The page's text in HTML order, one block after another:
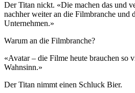
Der Titan nickt. «Die machen das und
nachher weiter an die Filmbranche und
Unternehmen.»
Warum an die Filmbranche?
«Avatar – die Filme heute brauchen so
Wahnsinn.»
Der Titan nimmt einen Schluck Bier.